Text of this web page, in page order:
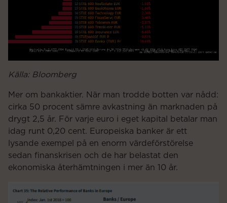
Källa: Bloomberg
Mer om bankaktier. När man trodde botten var nådd:
cirka 50 procent sämre avkastning än marknaden på
drygt 2,5 år. För varje euro i eget kapital betalar man
idag runt 0,20 cent. Europeiska banker är ett
lysande exempel på en enorm värdeförstörelse
sedan finanskrisen och de har belastat den
ekonomiska återhämtningen i mer än 10 år.